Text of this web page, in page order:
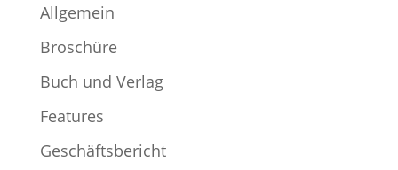
Allgemein
Broschüre
Buch und Verlag
Features
Geschäftsbericht